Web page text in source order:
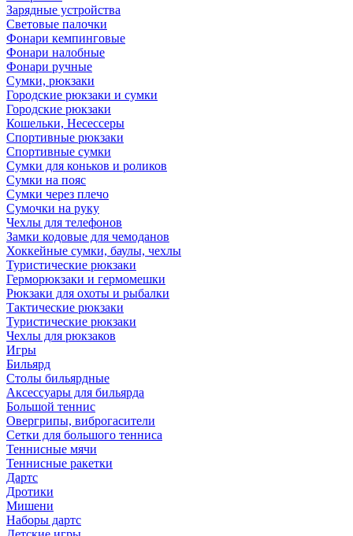
Зарядные устройства
Световые палочки
Фонари кемпинговые
Фонари налобные
Фонари ручные
Сумки, рюкзаки
Городские рюкзаки и сумки
Городские рюкзаки
Кошельки, Несессеры
Спортивные рюкзаки
Спортивные сумки
Сумки для коньков и роликов
Сумки на пояс
Сумки через плечо
Сумочки на руку
Чехлы для телефонов
Замки кодовые для чемоданов
Хоккейные сумки, баулы, чехлы
Туристические рюкзаки
Герморюкзаки и гермомешки
Рюкзаки для охоты и рыбалки
Тактические рюкзаки
Туристические рюкзаки
Чехлы для рюкзаков
Игры
Бильярд
Столы бильярдные
Аксессуары для бильярда
Большой теннис
Овергрипы, виброгасители
Сетки для большого тенниса
Теннисные мячи
Теннисные ракетки
Дартс
Дротики
Мишени
Наборы дартс